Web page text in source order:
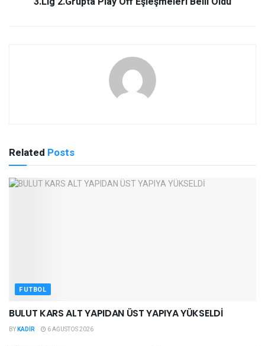
Related Posts
FUTBOL
BULUT KARS ALT YAPIDAN ÜST YAPIYA YÜKSELDİ
BYKADIR 6 AĞUSTOS 2026